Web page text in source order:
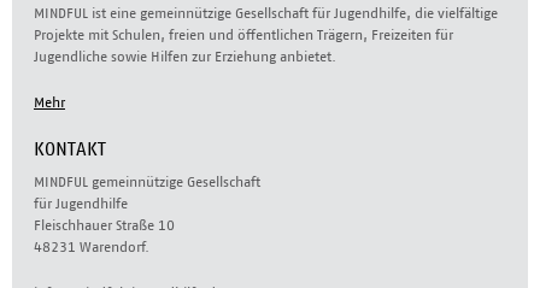
MINDFUL ist eine gemeinnützige Gesellschaft für Jugendhilfe, die vielfältige
Projekte mit Schulen, freien und öffentlichen Trägern, Freizeiten für
Jugendliche sowie Hilfen zur Erziehung anbietet.
Mehr
KONTAKT
MINDFUL gemeinnützige Gesellschaft
für Jugendhilfe
Fleischhauer Straße 10
48231 Warendorf.